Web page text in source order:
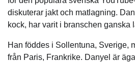
diskuterar jakt och matlagning.
kock, har varit i branschen ganska
Han föddes i Sollentuna, Sverige,
från Paris, Frankrike. Danyel är